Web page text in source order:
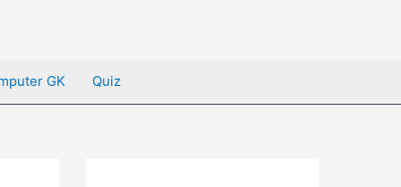
GK Quiz